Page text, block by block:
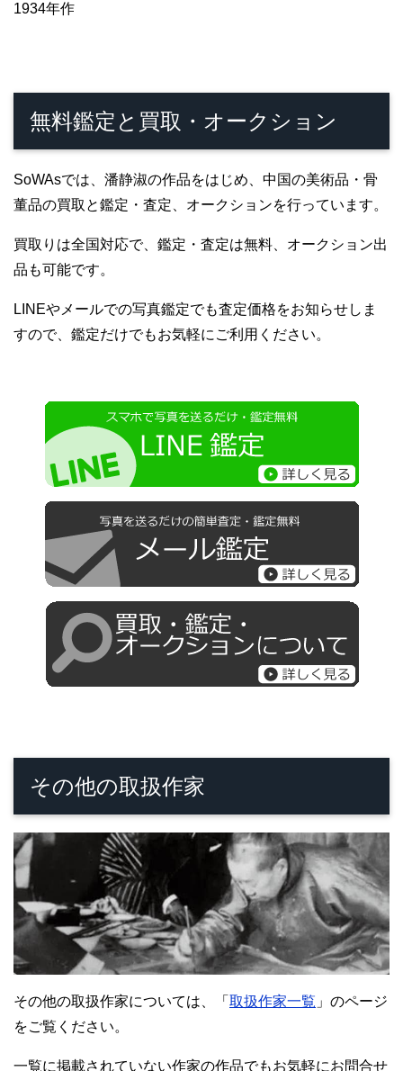
1934年作
無料鑑定と買取・オークション
SoWAsでは、潘静淑の作品をはじめ、中国の美術品・骨
董品の買取と鑑定・査定、オークションを行っています。
買取りは全国対応で、鑑定・査定は無料、オークション出
品も可能です。
LINEやメールでの写真鑑定でも査定価格をお知らせしま
すので、鑑定だけでもお気軽にご利用ください。
その他の取扱作家
その他の取扱作家については、「 取扱作家一覧 」のページ
をご覧ください。
一覧に掲載されていない作家の作品でもお気軽にお問合せ